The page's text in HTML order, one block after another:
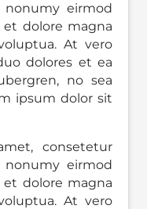
nonumy eirmod
dolore magna
At vero
dolores et ea
no sea
ipsum dolor sit
consetetur
nonumy eirmod
dolore magna
At vero